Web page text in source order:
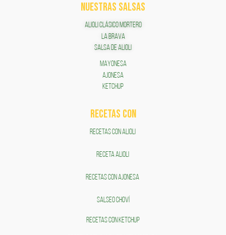
NUESTRAS SALSAS
ALIOLI CLÁSICO MORTERO
LA BRAVA
SALSA DE ALIOLI
MAYONESA
AJONESA
KETCHUP
RECETAS COn
RECETAS CON ALIOLI
RECETA ALIOLI
RECETAS CON AJONESA
SALSEO CHOVÍ
RECETAS CON KETCHUP